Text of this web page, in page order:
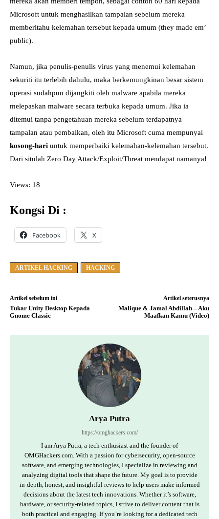
Microsoft untuk menghasilkan tampalan sebelum mereka
memberitahu kelemahan tersebut kepada umum (they made em’
public).
Namun, jika penulis-penulis virus yang menemui kelemahan
sekuriti itu terlebih dahulu, maka berkemungkinan besar sistem
operasi sudahpun dijangkiti oleh malware apabila mereka
melepaskan malware secara terbuka kepada umum. Jika ia
ditemui tanpa pengetahuan mereka sebelum terdapatnya
tampalan atau pembaikan, oleh itu Microsoft cuma mempunyai
kosong-hari untuk memperbaiki kelemahan-kelemahan tersebut.
Dari situlah Zero Day Attack/Exploit/Threat mendapat namanya!
Views: 18
Kongsi Di :
Facebook X
ARTIKEL HACKING HACKING
Artikel sebelum ini
Tukar Unity Desktop Kepada
Gnome Classic
Artikel seterusnya
Malique & Jamal Abdillah – Aku
Maafkan Kamu (Video)
Arya Putra
https://omghackers.com/
I am Arya Putra, a tech enthusiast and the founder of
OMGHackers.com. With a passion for cybersecurity, open-source
software, and emerging technologies, I specialize in reviewing and
analyzing digital tools that shape the future. My goal is to provide
in-depth, honest, and insightful reviews to help users make informed
decisions about the latest tech innovations. Whether it’s software,
hardware, or security-related topics, I strive to deliver content that is
both practical and engaging. If you’re looking for a dedicated tech